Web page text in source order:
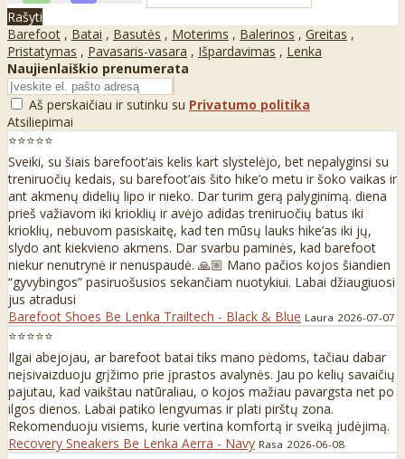
Rašyti
Barefoot , Batai , Basutės , Moterims , Balerinos , Greitas ,
Pristatymas , Pavasaris-vasara , Išpardavimas , Lenka
Naujienlaiškio prenumerata
Aš perskaičiau ir sutinku su Privatumo politika
Atsiliepimai
⭐⭐⭐⭐⭐
Sveiki, su šiais barefoot’ais kelis kart slystelėjo, bet nepalyginsi su
treniruočių kedais, su barefoot’ais šito hike’o metu ir šoko vaikas ir
ant akmenų didelių lipo ir nieko. Dar turim gerą palyginimą. diena
prieš važiavom iki krioklių ir avėjo adidas treniruočių batus iki
krioklių, nebuvom pasiskaitę, kad ten mūsų lauks hike’as iki jų,
slydo ant kiekvieno akmens. Dar svarbu paminės, kad barefoot
niekur nenutrynė ir nenuspaudė. 🙏🏼 Mano pačios kojos šiandien
“gyvybingos” pasiruošusios sekančiam nuotykiui. Labai džiaugiuosi
jus atradusi
Barefoot Shoes Be Lenka Trailtech - Black & Blue Laura 2026-07-07
⭐⭐⭐⭐⭐
Ilgai abejojau, ar barefoot batai tiks mano pėdoms, tačiau dabar
neįsivaizduoju grįžimo prie įprastos avalynės. Jau po kelių savaičių
pajutau, kad vaikštau natūraliau, o kojos mažiau pavargsta net po
ilgos dienos. Labai patiko lengvumas ir plati pirštų zona.
Rekomenduoju visiems, kurie vertina komfortą ir sveiką judėjimą.
Recovery Sneakers Be Lenka Aerra - Navy Rasa 2026-06-08